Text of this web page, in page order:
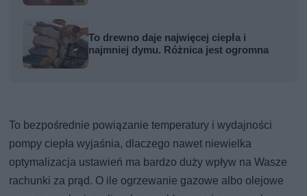
To drewno daje najwięcej ciepła i
najmniej dymu. Różnica jest ogromna
To bezpośrednie powiązanie temperatury i wydajności
pompy ciepła wyjaśnia, dlaczego nawet niewielka
optymalizacja ustawień ma bardzo duży wpływ na Wasze
rachunki za prąd. O ile ogrzewanie gazowe albo olejowe